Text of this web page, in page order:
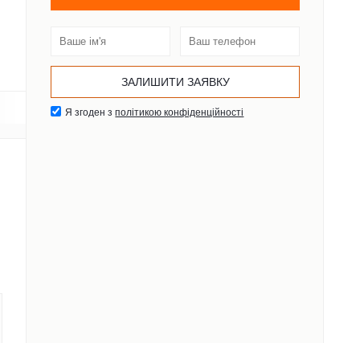
Я згоден зполітикою конфіденційності